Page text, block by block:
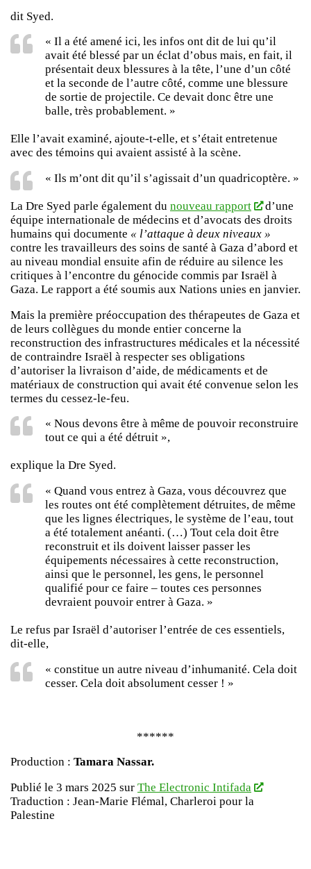
dit Syed.
« Il a été amené ici, les infos ont dit de lui qu’il
avait été blessé par un éclat d’obus mais, en fait, il
présentait deux blessures à la tête, l’une d’un côté
et la seconde de l’autre côté, comme une blessure
de sortie de projectile. Ce devait donc être une
balle, très probablement. »
Elle l’avait examiné, ajoute-t-elle, et s’était entretenue
avec des témoins qui avaient assisté à la scène.
« Ils m’ont dit qu’il s’agissait d’un quadricoptère. »
La Dre Syed parle également du nouveau rapport
d’une
équipe internationale de médecins et d’avocats des droits
humains qui documente « l’attaque à deux niveaux »
contre les travailleurs des soins de santé à Gaza d’abord et
au niveau mondial ensuite afin de réduire au silence les
critiques à l’encontre du génocide commis par Israël à
Gaza. Le rapport a été soumis aux Nations unies en janvier.
Mais la première préoccupation des thérapeutes de Gaza et
de leurs collègues du monde entier concerne la
reconstruction des infrastructures médicales et la nécessité
de contraindre Israël à respecter ses obligations
d’autoriser la livraison d’aide, de médicaments et de
matériaux de construction qui avait été convenue selon les
termes du cessez-le-feu.
« Nous devons être à même de pouvoir reconstruire
tout ce qui a été détruit »,
explique la Dre Syed.
« Quand vous entrez à Gaza, vous découvrez que
les routes ont été complètement détruites, de même
que les lignes électriques, le système de l’eau, tout
a été totalement anéanti. (…) Tout cela doit être
reconstruit et ils doivent laisser passer les
équipements nécessaires à cette reconstruction,
ainsi que le personnel, les gens, le personnel
qualifié pour ce faire – toutes ces personnes
devraient pouvoir entrer à Gaza. »
Le refus par Israël d’autoriser l’entrée de ces essentiels,
dit-elle,
« constitue un autre niveau d’inhumanité. Cela doit
cesser. Cela doit absolument cesser ! »
******
Production : Tamara Nassar.
Publié le 3 mars 2025 sur The Electronic Intifada
Traduction : Jean-Marie Flémal, Charleroi pour la
Palestine